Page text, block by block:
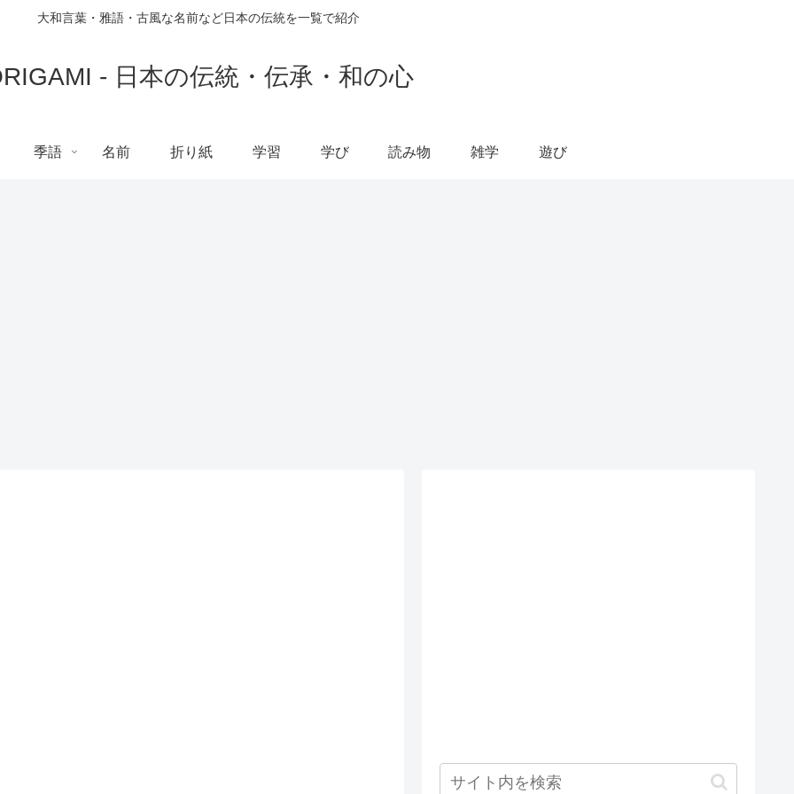
大和言葉・雅語・古風な名前など日本の伝統を一覧で紹介
- 日本の伝統・伝承・和の心
季語 名前 折り紙 学習 学び 読み物 雑学 遊び